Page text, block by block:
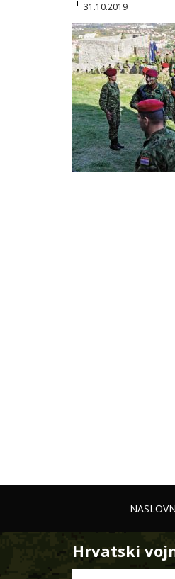
31.10.2019
Hrvatski